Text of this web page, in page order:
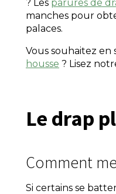
? Les parures de
manches pour
palaces.
Vous souhaitez en
housse ? Lisez
Le drap
Comment
Si certains se